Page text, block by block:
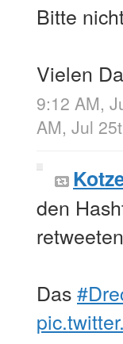
Bitte
Vielen
9:12 AM,
AM, Jul
den
Das